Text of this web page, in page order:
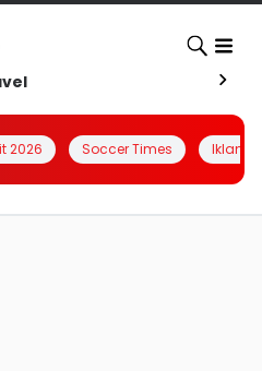
2026 Soccer Times Iklanin